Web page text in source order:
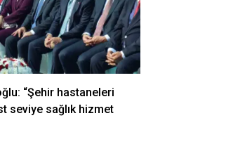
“Şehir hastaneleri
seviye sağlık hizmet